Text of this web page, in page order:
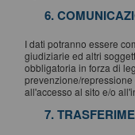
6.
I dati potranno essere
giudiziarie ed altri
obbligatoria in forza di
prevenzione/
all'accesso al sito e/o
7.